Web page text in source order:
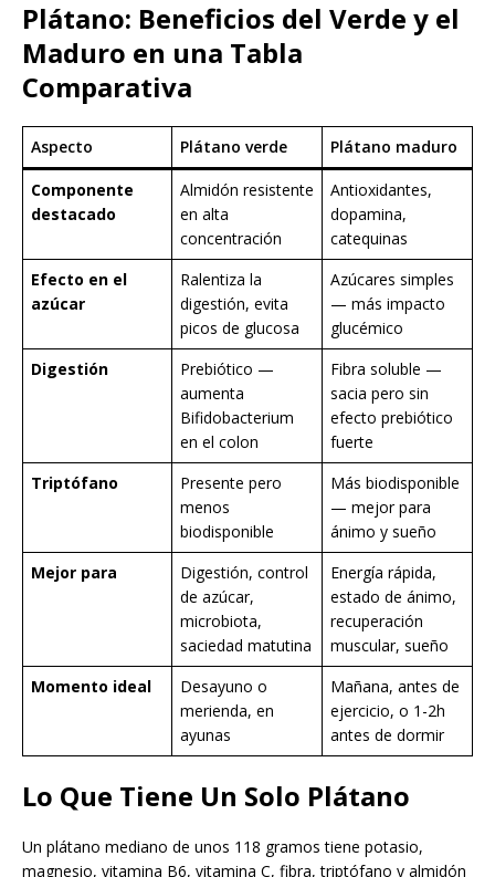
Plátano: Beneficios del Verde y el
Maduro en una Tabla
Comparativa
Aspecto Plátano verde Plátano maduro
Componente
destacado
Almidón resistente
en alta
concentración
Antioxidantes,
dopamina,
catequinas
Efecto en el
azúcar
Ralentiza la
digestión, evita
picos de glucosa
Azúcares simples
— más impacto
glucémico
Digestión
Prebiótico —
aumenta
Bifidobacterium
en el colon
Fibra soluble —
sacia pero sin
efecto prebiótico
fuerte
Triptófano
Presente pero
menos
biodisponible
Más biodisponible
— mejor para
ánimo y sueño
Mejor para
Digestión, control
de azúcar,
microbiota,
saciedad matutina
Energía rápida,
estado de ánimo,
recuperación
muscular, sueño
Momento ideal
Desayuno o
merienda, en
ayunas
Mañana, antes de
ejercicio, o 1-2h
antes de dormir
Lo Que Tiene Un Solo Plátano
Un plátano mediano de unos 118 gramos tiene potasio,
magnesio, vitamina B6, vitamina C, fibra, triptófano y almidón